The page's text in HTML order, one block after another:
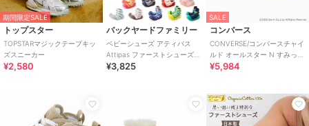
期間限定SALE
トップスター
TOPSTARマジックテープキッ
ズスニーカー
¥2,580
バックヤードファミリー
ベビーシューズ アティパス
Attipas ファーストシューズ
トレーニングシューズ コサー
¥3,825
SALE
コンバース
CONVERSE/コンバースチャイ
ルド オールスター N すみっコ
ぐらし Z HI
¥5,984